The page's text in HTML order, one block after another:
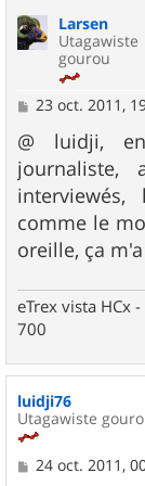
Larsen
Utagawiste
gourou
M
s
s
a
g
e
23 oct. 2011,
@ luidji,
comme le
oreille, ça
eTrex vista HCx
700
luidji76
Utagawiste
M
24 oct. 2011,